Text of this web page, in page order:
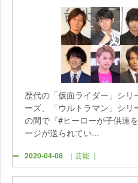
歴代の「仮面ライダー」シリ
ーズ、「ウルトラマン」シ
の間で『#ヒーローが子供達
ージが送られてい...
2020-04-08 ｜芸能 ｜